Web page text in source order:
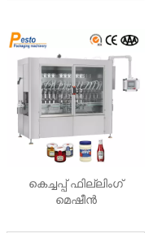
കെച്ചപ്പ് ഫില്ലിംഗ്
മെഷീൻ